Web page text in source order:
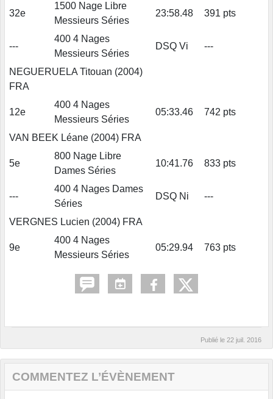
32e
1500 Nage Libre
Messieurs Séries
23:58.48 391 pts
---
400 4 Nages
Messieurs Séries
DSQ Vi ---
NEGUERUELA Titouan (2004)
FRA
12e
400 4 Nages
Messieurs Séries
05:33.46 742 pts
VAN BEEK Léane (2004) FRA
5e
800 Nage Libre
Dames Séries
10:41.76 833 pts
---
400 4 Nages Dames
Séries
DSQ Ni ---
VERGNES Lucien (2004) FRA
9e
400 4 Nages
Messieurs Séries
05:29.94 763 pts
Publié le 22 juil. 2016
COMMENTEZ L’ÉVÈNEMENT